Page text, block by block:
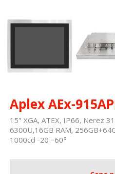
Aplex AEx-
15" XGA, ATEX, IP66, Nerez
6300U,16GB RAM,
1000cd -20 –60°